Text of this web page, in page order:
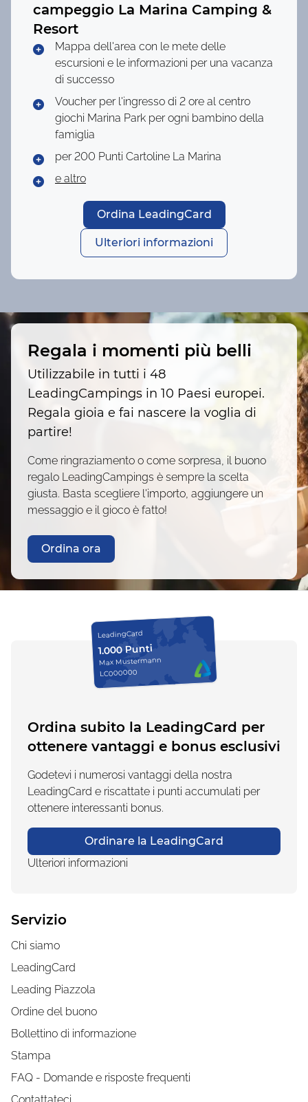
campeggio La Marina Camping &
Resort
Mappa dell'area con le mete delle
escursioni e le informazioni per una vacanza
di successo
Voucher per l'ingresso di 2 ore al centro
giochi Marina Park per ogni bambino della
famiglia
per 200 Punti Cartoline La Marina
e altro
Ordina LeadingCard
Ulteriori informazioni
Regala i momenti più belli
Utilizzabile in tutti i 48
LeadingCampings in 10 Paesi europei.
Regala gioia e fai nascere la voglia di
partire!
Come ringraziamento o come sorpresa, il buono
regalo LeadingCampings è sempre la scelta
giusta. Basta scegliere l'importo, aggiungere un
messaggio e il gioco è fatto!
Ordina ora
Servizio
Chi siamo
LeadingCard
Leading Piazzola
Ordine del buono
Bollettino di informazione
Stampa
FAQ - Domande e risposte frequenti
LeadingCard
1.000 Punti
Max Mustermann
LC000000
Ordina subito la LeadingCard per
ottenere vantaggi e bonus esclusivi
Godetevi i numerosi vantaggi della nostra
LeadingCard e riscattate i punti accumulati per
ottenere interessanti bonus.
Ordinare la LeadingCard
Ulteriori informazioni